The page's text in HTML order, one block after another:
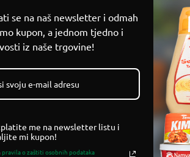
papar*, origano*, paprika*.
se na naš newsletter i odmah
kupon, a jednom tjedno i
iz naše trgovine!
me na newsletter listu i
mi kupon!
pravila o zaštiti osobnih podataka